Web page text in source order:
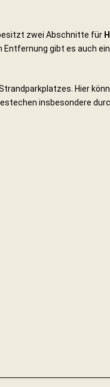
zwei Abschnitte für
gibt es auch
Hier
insbesondere